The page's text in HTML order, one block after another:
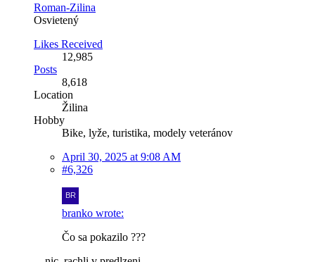
Roman-Zilina
Osvietený
Likes Received
12,985
Posts
8,618
Location
Žilina
Hobby
Bike, lyže, turistika, modely veteránov
April 30, 2025 at 9:08 AM
#6,326
branko wrote:
Čo sa pokazilo ???